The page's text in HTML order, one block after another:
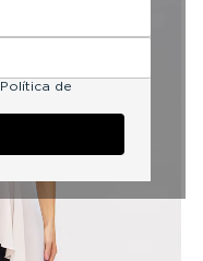
Política de